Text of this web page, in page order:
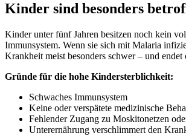
Kinder sind besonders
Kinder unter fünf Jahren besitzen noch kein
Immunsystem. Wenn sie sich mit Malaria
Krankheit meist besonders schwer – und
Gründe für die hohe Kindersterblichkeit:
Schwaches Immunsystem
Keine oder verspätete medizinische
Fehlender Zugang zu Moskitonetzen
Unterernährung verschlimmert den